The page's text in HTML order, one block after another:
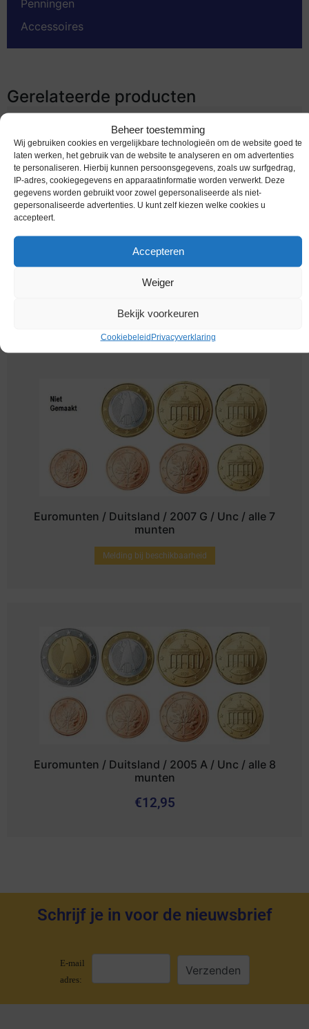
Beheer toestemming
Wij gebruiken cookies en vergelijkbare technologieën om de website goed te
laten werken, het gebruik van de website te analyseren en om advertenties
te personaliseren. Hierbij kunnen persoonsgegevens, zoals uw surfgedrag,
IP-adres, cookiegegevens en apparaatinformatie worden verwerkt. Deze
gegevens worden gebruikt voor zowel gepersonaliseerde als niet-
gepersonaliseerde advertenties. U kunt zelf kiezen welke cookies u
accepteert.
Accepteren
Weiger
Bekijk voorkeuren
CookiebeleidPrivacyverklaring
Penningen
Accessoires
Gerelateerde producten
Euromunten / Duitsland / 2004 J / Unc / alle 8
munten
€ 12,95
Euromunten / Duitsland / 2007 G / Unc / alle 7
munten
Melding bij beschikbaarheid
Euromunten / Duitsland / 2005 A / Unc / alle 8
munten
€12,95
Schrijf je in voor de nieuwsbrief
E-mail
adres: